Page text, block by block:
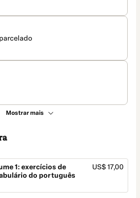
Mostrar mais
1: exercícios de
do português
US$ 17,00